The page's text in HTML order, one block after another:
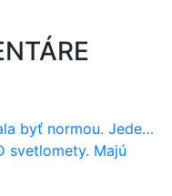
dnes stojí priemerne 1251 eur!
svetlomety. Majú